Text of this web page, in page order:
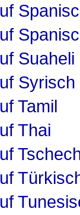
Suaheli
Syrisch
Tamil
Thai